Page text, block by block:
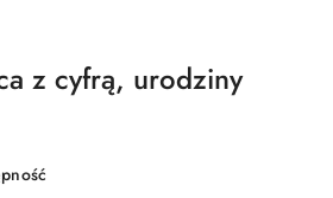
z cyfrą, urodziny